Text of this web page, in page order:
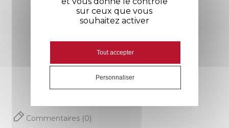
Avis
Commentaires (0)
sur ceux que vous
souhaitez activer
Tout accepter
Personnaliser